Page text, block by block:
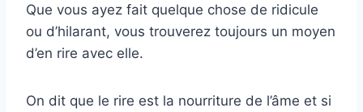
Que vous ayez fait quelque chose de ridicule
ou d’hilarant, vous trouverez toujours un moyen
d’en rire avec elle.
On dit que le rire est la nourriture de l’âme et si